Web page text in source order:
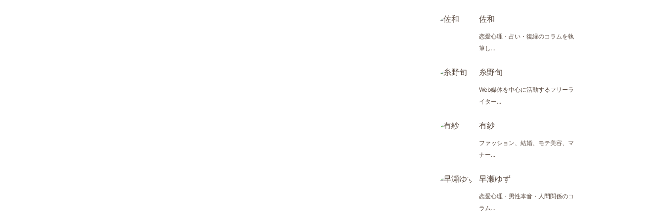
佐和
恋愛心理・占い・復縁のコラムを執
筆し...
糸野旬
Web媒体を中心に活動するフリーラ
イター...
有紗
ファッション、結婚、モテ美容、マ
ナー...
早瀬ゆず
恋愛心理・男性本音・人間関係のコ
ラム...